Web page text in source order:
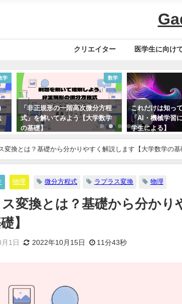
クリエイター 医学生に向け
学 数学
「非正規形の一階高次微分方程
式」を解いてみよう【大学数学
の基礎】
これだけは知っ
「AI・機械学習
学生による】
変換とは？基礎から分かりやすく解説します【大学数学の基
物理 微分方程式 ラプラス変換 物理
変換とは？基礎から分かり
】
1日 2022年10月15日 11分43秒